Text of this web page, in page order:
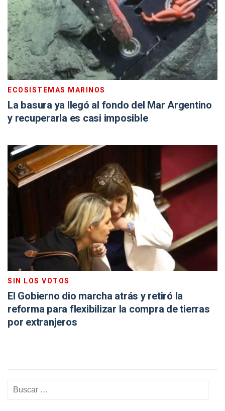
ECOSISTEMAS MARINOS
La basura ya llegó al fondo del Mar Argentino
y recuperarla es casi imposible
SIN LOS VOTOS
El Gobierno dio marcha atrás y retiró la
reforma para flexibilizar la compra de tierras
por extranjeros